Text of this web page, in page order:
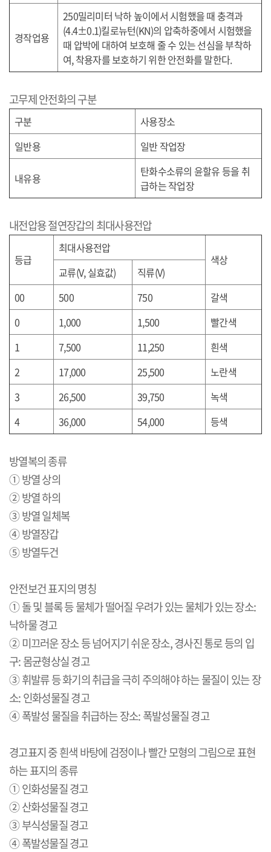
경작업용
250밀리미터 낙하 높이에서 시험했을 때 충격과
(4.4±0.1)킬로뉴턴(KN)의 압축하중에서 시험했을
때 압박에 대하여 보호해 줄 수 있는 선심을 부착하
여,착용자를 보호하기 위한 안전화를 말한다.
고무제 안전화의 구분
구분
사용장소
일반용
일반 작업장
내유용
탄화수소류의 윤할유 등을 취
급하는 작업장
내전압용 절연장갑의 최대사용전압
등급
최대사용전압
색상
교류(V,실효값) 직류(V)
00
500 750
갈색
0
1,000 1,500
빨간색
1
7,500 11,250
흰색
2
17,000 25,500
노란색
3
26,500 39,750
녹색
4
36,000 54,000 등색
방열복의 종류
① 방열 상의
② 방열 하의
③ 방열 일체복
④ 방열장갑
⑤ 방열두건
안전보건 표지의 명칭
① 돌 및 블록 등 물체가 떨어질 우려가 있는 물체가 있는 장소:
낙하물 경고
② 미끄러운 장소 등 넘어지기 쉬운 장소,경사진 통로 등의 입
구:몸균형상실 경고
③ 휘발류 등 화기의 취급을 극히 주의해야 하는 물질이 있는 장
소:인화성물질 경고
④ 폭발성 물질을 취급하는 장소:폭발성물질 경고
경고표지 중 흰색 바탕에 검정이나 빨간 모형의 그림으로 표현
하는 표지의 종류
① 인화성물질 경고
② 산화성물질 경고
③ 부식성물질 경고
④ 폭발성물질 경고